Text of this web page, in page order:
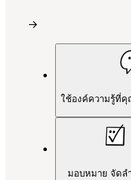
→
ใช้องค์ความรู้ที่
มอบหมาย จัดล